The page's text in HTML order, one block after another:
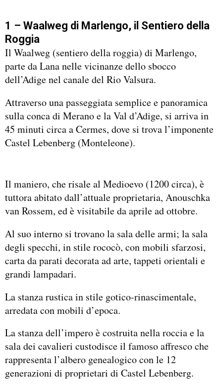
1 – Waalweg di Marlengo, il Sentiero della
Roggia
Il Waalweg (sentiero della roggia) di Marlengo,
parte da Lana nelle vicinanze dello sbocco
dell’Adige nel canale del Rio Valsura.
Attraverso una passeggiata semplice e panoramica
sulla conca di Merano e la Val d’Adige, si arriva in
45 minuti circa a Cermes, dove si trova l’imponente
Castel Lebenberg (Monteleone).
Il maniero, che risale al Medioevo (1200 circa), è
tuttora abitato dall’attuale proprietaria, Anouschka
van Rossem, ed è visitabile da aprile ad ottobre.
Al suo interno si trovano la sala delle armi; la sala
degli specchi, in stile rococò, con mobili sfarzosi,
carta da parati decorata ad arte, tappeti orientali e
grandi lampadari.
La stanza rustica in stile gotico-rinascimentale,
arredata con mobili d’epoca.
La stanza dell’impero è costruita nella roccia e la
sala dei cavalieri custodisce il famoso affresco che
rappresenta l’albero genealogico con le 12
generazioni di proprietari di Castel Lebenberg.